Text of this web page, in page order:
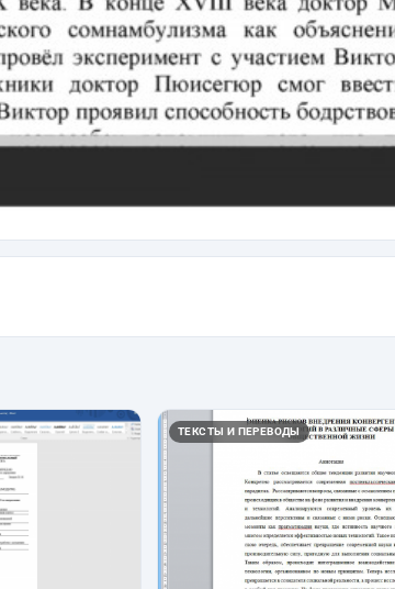
ТЕКСТЫ И ПЕРЕВОДЫ